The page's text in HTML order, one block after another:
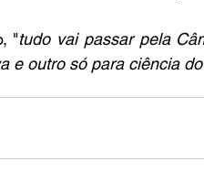
"tudo vai passar pela
e outro só para ciência